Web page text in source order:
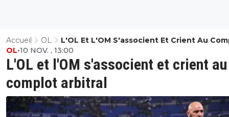
Accueil OL
L'OL Et L'OM S'associent Et Crient Au
Arbitral
L'OL et l'OM s'associent et crient au
complot arbitral
OL•10 NOV. , 13:00